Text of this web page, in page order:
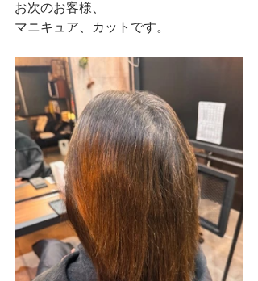
お次のお客様、
マニキュア、カットです。